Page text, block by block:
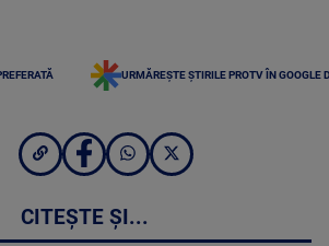
URMĂREȘTE ȘTIRILE PROTV ÎN GOOGLE
CITEȘTE ȘI...